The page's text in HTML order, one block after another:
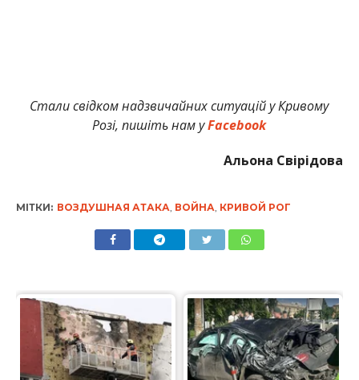
Стали свідком надзвичайних ситуацій у Кривому
Розі, пишіть нам уFacebook
Альона Свірідова
МІТКИ: ВОЗДУШНАЯ АТАКА, ВОЙНА, КРИВОЙ РОГ